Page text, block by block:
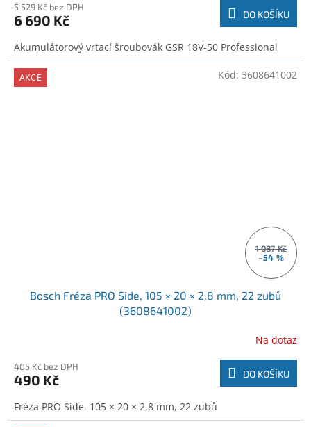
5 529 Kč bez DPH
6 690 Kč DO KOŠÍKU
Akumulátorový vrtací šroubovák GSR 18V-50 Professional
AKCE
1 087 Kč
–54 %
Bosch Fréza PRO Side, 105 × 20 × 2,8 mm, 22 zubů
(3608641002)
Na dotaz
405 Kč bez DPH
490 Kč DO KOŠÍKU
Fréza PRO Side, 105 × 20 × 2,8 mm, 22 zubů
Kód: 3608641002